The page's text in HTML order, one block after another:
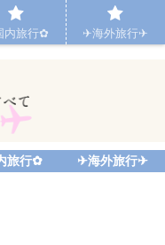
旅行✿ ✈︎海外旅行✈︎
内旅行✿ ✈︎海外旅行✈︎